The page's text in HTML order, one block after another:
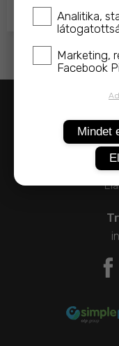
3 490,- 2 990,-
Analitika,
Marketing,
Facebook
Mindet